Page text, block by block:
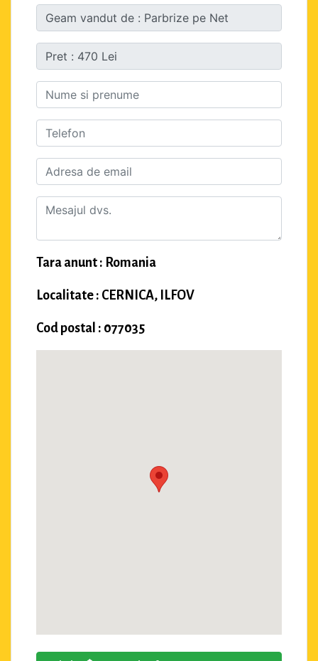
Tara anunt : Romania
Localitate : CERNICA, ILFOV
Cod postal : 077035